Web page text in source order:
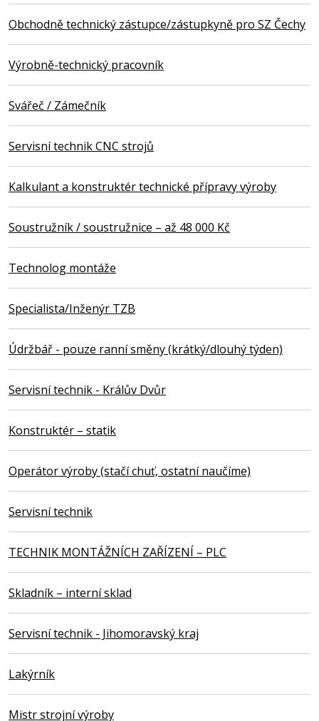
Obchodně technický zástupce/zástupkyně pro SZ Čechy
Výrobně-technický pracovník
Svářeč / Zámečník
Servisní technik CNC strojů
Kalkulant a konstruktér technické přípravy výroby
Soustružník / soustružnice – až 48 000 Kč
Technolog montáže
Specialista/Inženýr TZB
Údržbář - pouze ranní směny (krátký/dlouhý týden)
Servisní technik - Králův Dvůr
Konstruktér – statik
Operátor výroby (stačí chuť, ostatní naučíme)
Servisní technik
TECHNIK MONTÁŽNÍCH ZAŘÍZENÍ – PLC
Skladník – interní sklad
Servisní technik - Jihomoravský kraj
Lakýrník
Mistr strojní výroby